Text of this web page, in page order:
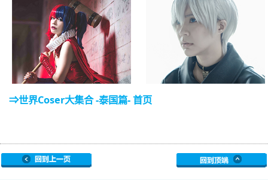
⇒世界Coser大集合 -泰国篇- 首页